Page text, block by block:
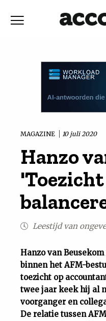
Vaktechniek
Achtergrond
Uit
Feiten
MAGAZINE 10 juli 2020
Hanzo
Leestijd van
Hanzo van
binnen het AFM-
toezicht op
twee jaar keek hij al
voorganger en
De relatie tussen